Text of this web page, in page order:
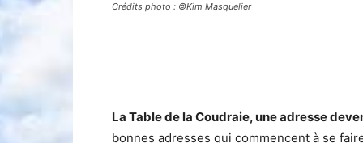
Crédits photo : ©Kim Masquelier
La Table de la Coudraie, une adresse
bonnes adresses qui commencent à se